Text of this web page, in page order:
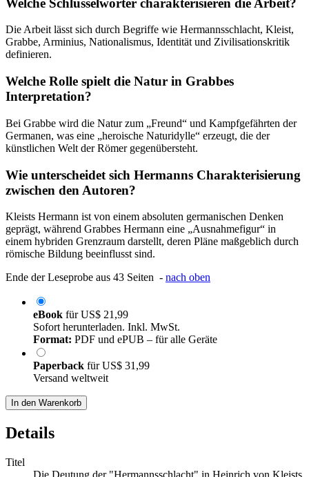
Welche Schlüsselwörter charakterisieren die Arbeit?
Die Arbeit lässt sich durch Begriffe wie Hermannsschlacht, Kleist,
Grabbe, Arminius, Nationalismus, Identität und Zivilisationskritik
definieren.
Welche Rolle spielt die Natur in Grabbes
Interpretation?
Bei Grabbe wird die Natur zum „Freund“ und Kampfgefährten der
Germanen, was eine „heroische Naturidylle“ erzeugt, die der
künstlichen Welt der Römer gegenübersteht.
Wie unterscheidet sich Hermanns Charakterisierung
zwischen den Autoren?
Kleists Hermann ist von einem absoluten germanischen Denken
geprägt, während Grabbes Hermann eine „Ausnahmefigur“ in
einem hybriden Grenzraum darstellt, deren Pläne maßgeblich durch
römische Bildung beeinflusst sind.
Ende der Leseprobe aus 43 Seiten - nach oben
eBook fürUS$ 21,99
Sofort herunterladen. Inkl. MwSt.
Format: PDF und ePUB – für alle Geräte
Paperback fürUS$ 31,99
Versand weltweit
In den Warenkorb
Details
Titel